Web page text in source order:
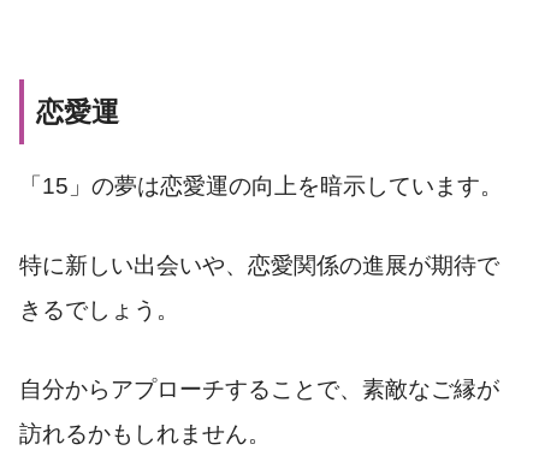
恋愛運
「15」の夢は恋愛運の向上を暗示しています。
特に新しい出会いや、恋愛関係の進展が期待で
きるでしょう。
自分からアプローチすることで、素敵なご縁が
訪れるかもしれません。